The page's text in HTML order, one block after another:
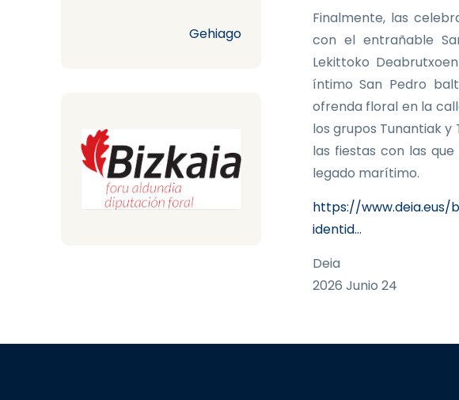
Gehiago
Finalmente, las
con el entrañable
Lekittoko
íntimo San Pedro
ofrenda floral en la
los grupos Tunantiak
las fiestas con las
legado marítimo.
https://
identid…
Deia
2026 Junio 24